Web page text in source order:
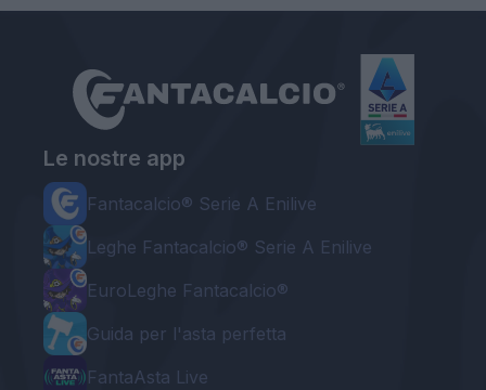
Le nostre app
Fantacalcio® Serie A Enilive
Leghe Fantacalcio® Serie A Enilive
EuroLeghe Fantacalcio®
Guida per l'asta perfetta
FantaAsta Live